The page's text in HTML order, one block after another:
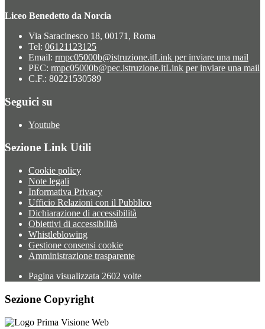
Liceo Benedetto da Norcia
Via Saracinesco 18, 00171, Roma
Tel: 06121123125
Email: rmpc05000b@istruzione.itLink per inviare una mail
PEC: rmpc05000b@pec.istruzione.itLink per inviare una mail
C.F.: 80221530589
Seguici su
Youtube
Sezione Link Utili
Cookie policy
Note legali
Informativa Privacy
Ufficio Relazioni con il Pubblico
Dichiarazione di accessibilità
Obiettivi di accessibilità
Whistleblowing
Gestione consensi cookie
Amministrazione trasparente
Pagina visualizzata 2602 volte
Sezione Copyright